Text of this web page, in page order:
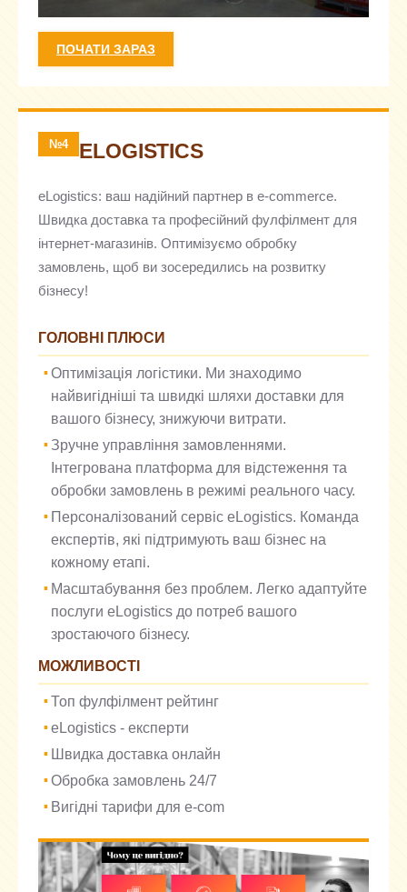
ПОЧАТИ ЗАРАЗ
№4 ELOGISTICS
eLogistics: ваш надійний партнер в e-commerce.
Швидка доставка та професійний фулфілмент для
інтернет-магазинів. Оптимізуємо обробку
замовлень, щоб ви зосередились на розвитку
бізнесу!
ГОЛОВНІ ПЛЮСИ
Оптимізація логістики. Ми знаходимо
найвигідніші та швидкі шляхи доставки для
вашого бізнесу, знижуючи витрати.
Зручне управління замовленнями.
Інтегрована платформа для відстеження та
обробки замовлень в режимі реального часу.
Персоналізований сервіс eLogistics. Команда
експертів, які підтримують ваш бізнес на
кожному етапі.
Масштабування без проблем. Легко адаптуйте
послуги eLogistics до потреб вашого
зростаючого бізнесу.
МОЖЛИВОСТІ
Топ фулфілмент рейтинг
eLogistics - експерти
Швидка доставка онлайн
Обробка замовлень 24/7
Вигідні тарифи для e-com